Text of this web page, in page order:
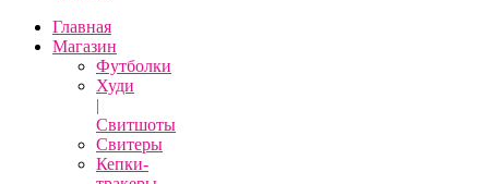
Главная
Магазин
Футболки
Худи
|
Свитшоты
Свитеры
Кепки-